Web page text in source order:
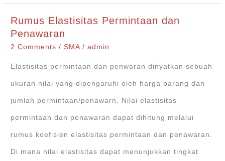
Utama
Pelaku
Pasar
Modal
Rumus Elastisitas Permintaan dan
Penawaran
2 Comments /SMA /admin
Elastisitas permintaan dan penwaran dinyatkan sebuah
ukuran nilai yang dipengaruhi oleh harga barang dan
jumlah permintaan/penawarn. Nilai elastisitas
permintaan dan penawaran dapat dihitung melalui
rumus koefisien elastisitas permintaan dan penawaran.
Di mana nilai elastisitas dapat menunjukkan tingkat